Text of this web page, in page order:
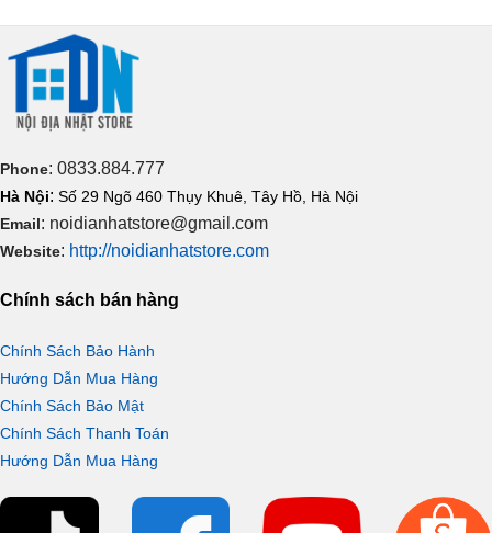
Phone: 0833.884.777
Hà Nội: Số 29 Ngõ 460 Thụy Khuê, Tây Hồ, Hà Nội
Email: noidianhatstore@gmail.com
Website: http://noidianhatstore.com
Chính sách bán hàng
Chính Sách Bảo Hành
Hướng Dẫn Mua Hàng
Chính Sách Bảo Mật
Chính Sách Thanh Toán
Hướng Dẫn Mua Hàng